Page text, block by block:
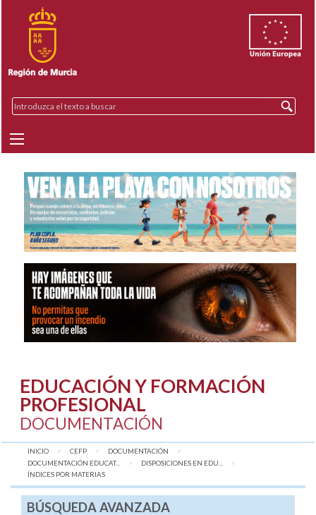
EDUCACIÓN Y FORMACIÓN
PROFESIONAL
DOCUMENTACIÓN
INICIO CEFP
DOCUMENTACIÓN
DOCUMENTACIÓN EDUCAT...
DISPOSICIONES EN EDU...
AQUÍ:
ÍNDICES POR MATERIAS
BÚSQUEDA AVANZADA